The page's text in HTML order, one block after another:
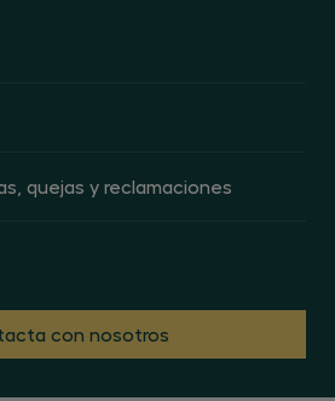
quejas y reclamaciones
con nosotros